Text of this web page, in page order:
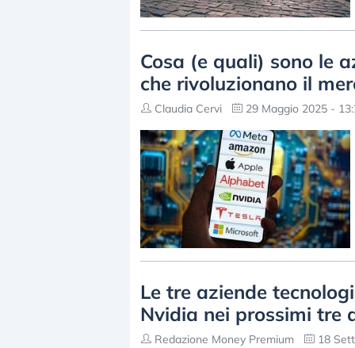
Cosa (e quali) sono le
che rivoluzionano il
Claudia Cervi 29 Maggio 2025 -
Le tre aziende
Nvidia nei prossimi tre
Redazione Money Premium 18